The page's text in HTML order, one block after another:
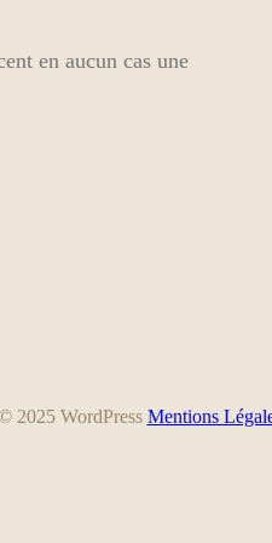
en aucun cas une
2025 WordPress Mentions